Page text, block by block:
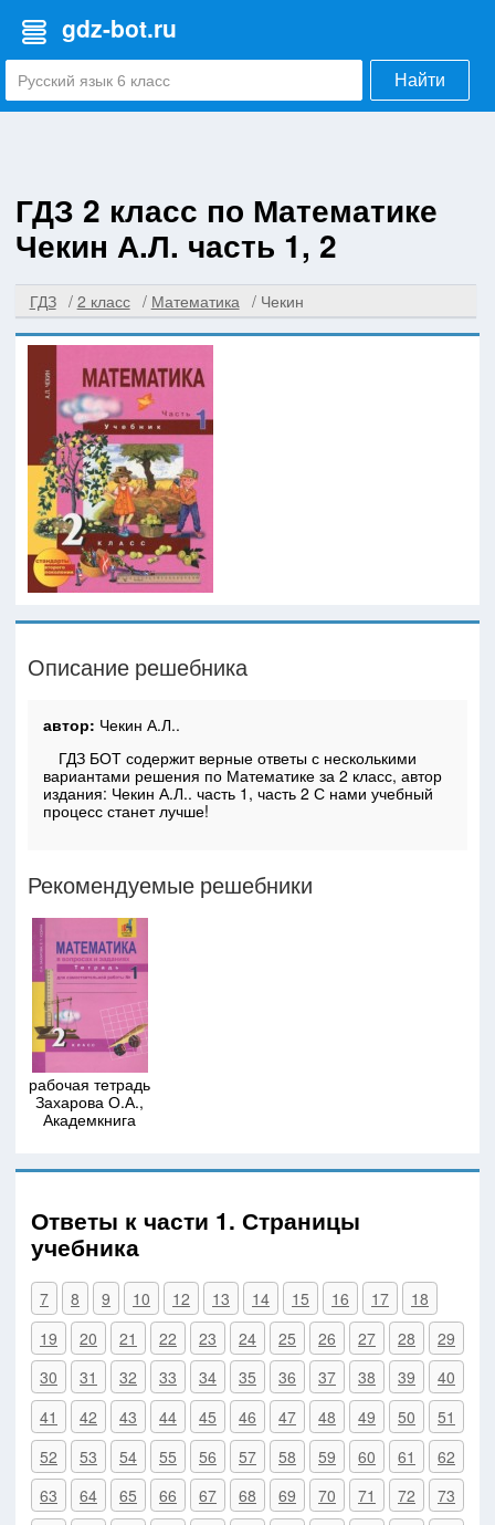
gdz-bot.ru
Найти
ГДЗ 2 класс по Математике
Чекин А.Л. часть 1, 2
ГДЗ 2 класс Математика Чекин
Описание решебника
автор: Чекин А.Л..
ГДЗ БОТ содержит верные ответы с несколькими
вариантами решения по Математике за 2 класс, автор
издания: Чекин А.Л.. часть 1, часть 2 С нами учебный
процесс станет лучше!
Рекомендуемые решебники
рабочая тетрадь
Захарова О.А.,
Академкнига
Ответы к части 1. Страницы
учебника
7 8 9 10 12 13 14 15 16 17
18
19
20 21 22 23 24 25 26 27 28
29
30
31 32 33 34 35 36 37 38 39
40
41
42 43 44 45 46 47 48 49 50
51
52
53 54 55 56 57 58 59 60 61
62
63
64 65 66 67 68 69 70 71 72
73